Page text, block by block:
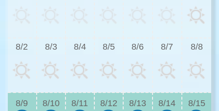
8/2 8/3 8/4 8/5 8/6 8/7 8/8
8/9 8/10 8/11 8/12 8/13 8/14 8/15